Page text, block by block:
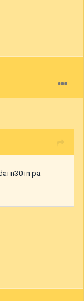
n30 in pa